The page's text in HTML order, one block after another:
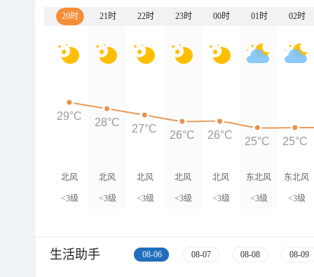
20时 21时 22时 23时 00时 01时 02时
北风
<3级
北风
<3级
北风
<3级
北风
<3级
北风
<3级
东北风
<3级
东北风
<3级
29°C
28°C
27°C
26°C 26°C
25°C 25°C
生活助手 08-06 08-07 08-08 08-09